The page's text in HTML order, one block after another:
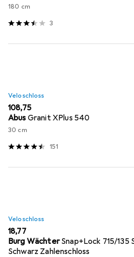
180 cm
3
Veloschloss
EUR
108,75
Abus Granit XPlus 540
30 cm
151
Veloschloss
EUR
18,77
Burg Wächter Snap+Lock 715/135
Schwarz Zahlenschloss